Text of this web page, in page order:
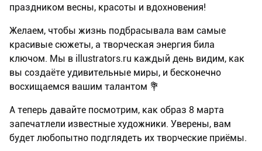
праздником весны, красоты и вдохновения!
Желаем, чтобы жизнь подбрасывала вам самые
красивые сюжеты, а творческая энергия била
ключом. Мы в illustrators.ru каждый день видим, как
вы создаёте удивительные миры, и бесконечно
восхищаемся вашим талантом 💐
А теперь давайте посмотрим, как образ 8 марта
запечатлели известные художники. Уверены, вам
будет любопытно подглядеть их творческие приёмы.